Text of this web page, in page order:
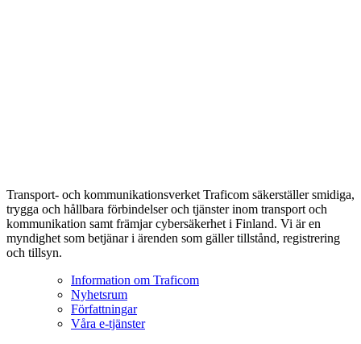
Transport- och kommunikationsverket Traficom säkerställer smidiga,
trygga och hållbara förbindelser och tjänster inom transport och
kommunikation samt främjar cybersäkerhet i Finland. Vi är en
myndighet som betjänar i ärenden som gäller tillstånd, registrering
och tillsyn.
Information om Traficom
Nyhetsrum
Författningar
Våra e-tjänster